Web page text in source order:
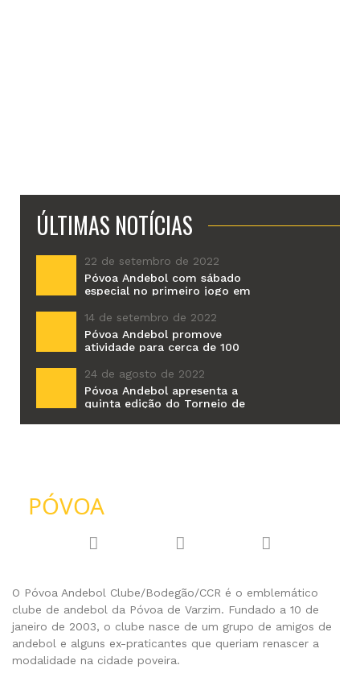
ÚLTIMAS NOTÍCIAS
22 de setembro de 2022
Póvoa Andebol com sábado
especial no primeiro jogo em
14 de setembro de 2022
Póvoa Andebol promove
atividade para cerca de 100
24 de agosto de 2022
Póvoa Andebol apresenta a
quinta edição do Torneio de
PÓVOA
O Póvoa Andebol Clube/Bodegão/CCR é o emblemático
clube de andebol da Póvoa de Varzim. Fundado a 10 de
janeiro de 2003, o clube nasce de um grupo de amigos de
andebol e alguns ex-praticantes que queriam renascer a
modalidade na cidade poveira.